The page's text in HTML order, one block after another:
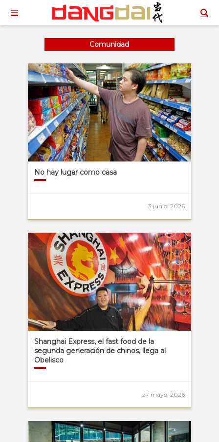
Comunidad
No hay lugar como casa
3 junio, 2026
Shanghai Express, el fast food de la
segunda generación de chinos, llega al
Obelisco
27 mayo, 2026